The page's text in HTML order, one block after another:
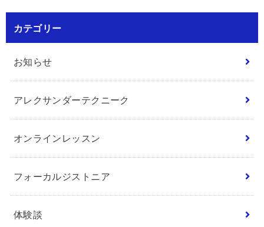
カテゴリー
お知らせ
アレクサンダーテクニーク
オンラインレッスン
フォーカルジストニア
体験談